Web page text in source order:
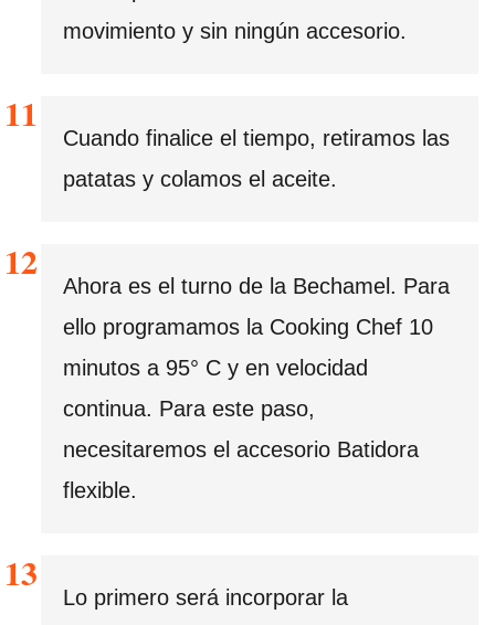
movimiento y sin ningún accesorio.
Cuando finalice el tiempo, retiramos las
patatas y colamos el aceite.
Ahora es el turno de la Bechamel. Para
ello programamos la Cooking Chef 10
minutos a 95° C y en velocidad
continua. Para este paso,
necesitaremos el accesorio Batidora
flexible.
Lo primero será incorporar la